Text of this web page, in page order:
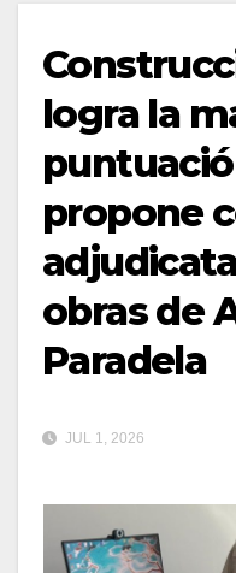
logra la
propone
obras de
Paradela
JUL 1, 2026